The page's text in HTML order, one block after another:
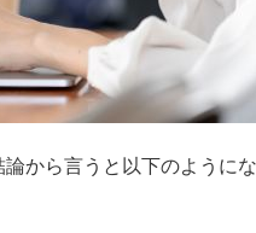
から言うと以下のようにな